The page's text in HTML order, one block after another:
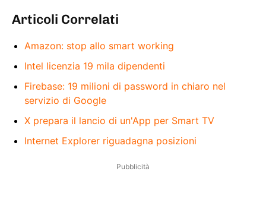
Articoli Correlati
Amazon: stop allo smart working
Intel licenzia 19 mila dipendenti
Firebase: 19 milioni di password in chiaro nel
servizio di Google
X prepara il lancio di un'App per Smart TV
Internet Explorer riguadagna posizioni
Pubblicità